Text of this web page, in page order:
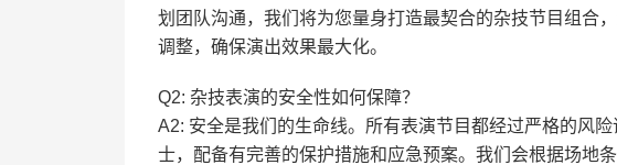
划团队沟通，我们将为您量身打造最契合的杂技节目组合
调整，确保演出效果最大化。
Q2: 杂技表演的安全性如何保障？
A2: 安全是我们的生命线。所有表演节目都经过严格的风
士，配备有完善的保护措施和应急预案。我们会根据场地